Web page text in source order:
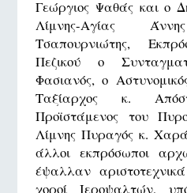
Γεώργιος Ψαθάς και ο
Λίμνης-Αγίας
Τσαπουρνιώτης,
Πεζικού ο
Φασιανός, ο
Ταξίαρχος κ.
Προϊστάμενος του
Λίμνης Πυραγός κ.
άλλοι εκπρόσωποι
έψαλλαν
χοροί Ιεροψαλτών,